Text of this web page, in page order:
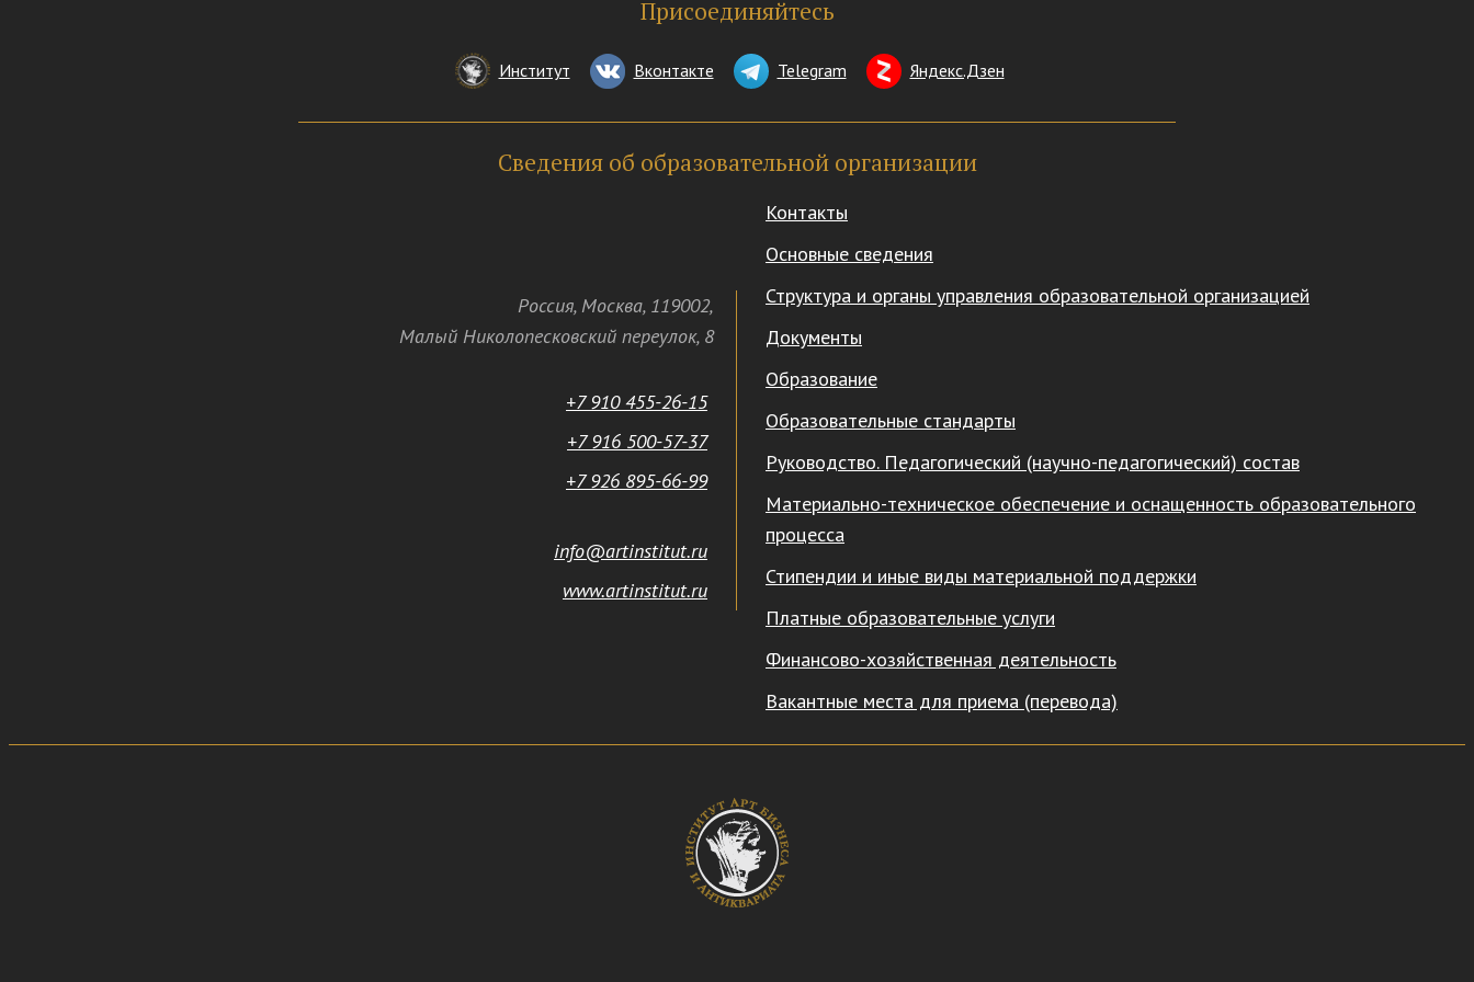
Присоединяйтесь
Институт Вконтакте Telegram Яндекс.Дзен
Сведения об образовательной организации
Контакты
Основные сведения
Структура и органы управления образовательной организацией
Документы
Образование
Образовательные стандарты
Руководство. Педагогический (научно-педагогический) состав
Материально-техническое обеспечение и оснащенность образовательного
процесса
Стипендии и иные виды материальной поддержки
Платные образовательные услуги
Финансово-хозяйственная деятельность
Вакантные места для приема (перевода)
Россия, Москва, 119002,
Малый Николопесковский переулок,8
+7 910 455-26-15
+7 916 500-57-37
+7 926 895-66-99
info@artinstitut.ru
www.artinstitut.ru